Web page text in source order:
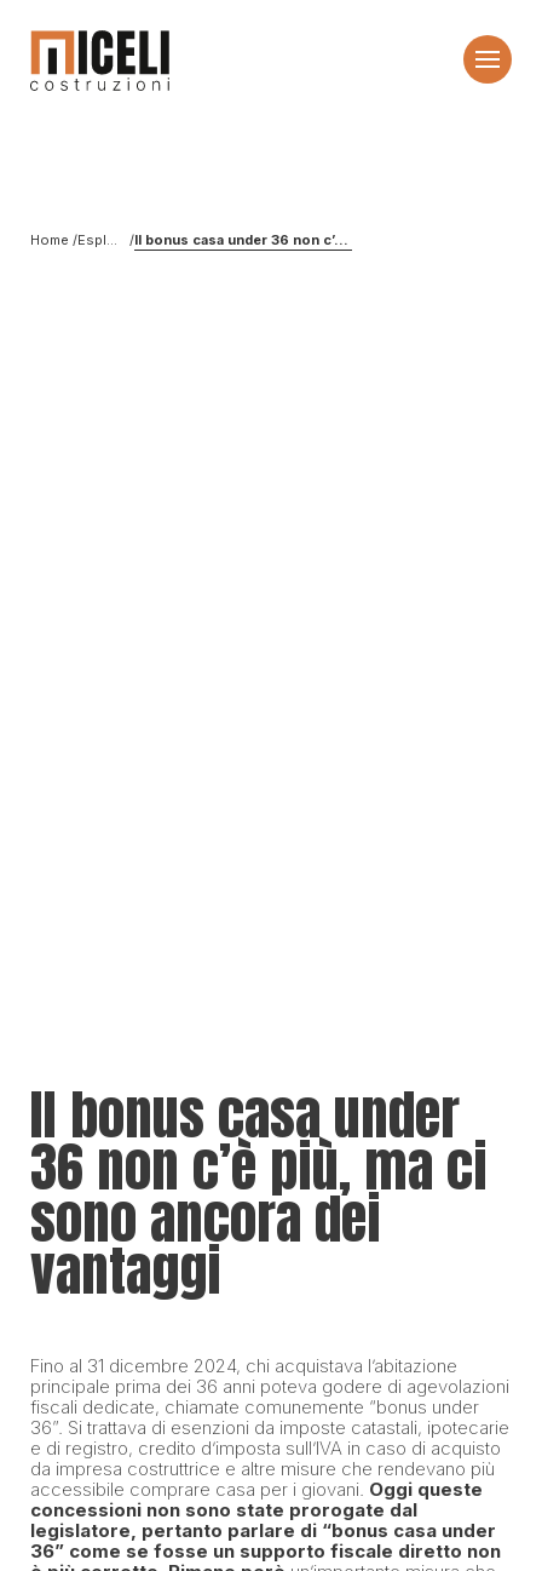
Home Il bonus casa under 36 non c’è più, ma ci sono ancora dei vantaggi
Il bonus casa under
36 non c’è più, ma ci
sono ancora dei
vantaggi
Fino al 31 dicembre 2024, chi acquistava l’abitazione
principale prima dei 36 anni poteva godere di agevolazioni
fiscali dedicate, chiamate comunemente “bonus under
36”. Si trattava di esenzioni da imposte catastali, ipotecarie
e di registro, credito d’imposta sull’IVA in caso di acquisto
da impresa costruttrice e altre misure che rendevano più
accessibile comprare casa per i giovani. Oggi queste
concessioni non sono state prorogate dal
legislatore, pertanto parlare di “bonus casa under
36” come se fosse un supporto fiscale diretto non